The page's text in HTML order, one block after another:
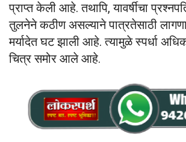
प्राप्त केली आहे. तथापि, यावर्षीचा
तुलनेने कठीण असल्याने पात्रतेसाठी
मर्यादेत घट झाली आहे. त्यामुळे स्पर्धा
चित्र समोर आले आहे.